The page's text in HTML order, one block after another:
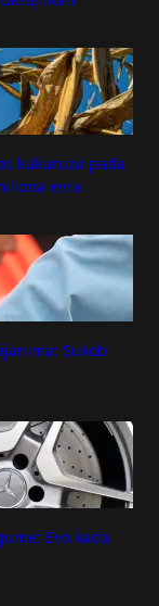
kukuruza pada
evra
Sukob
Evo kada